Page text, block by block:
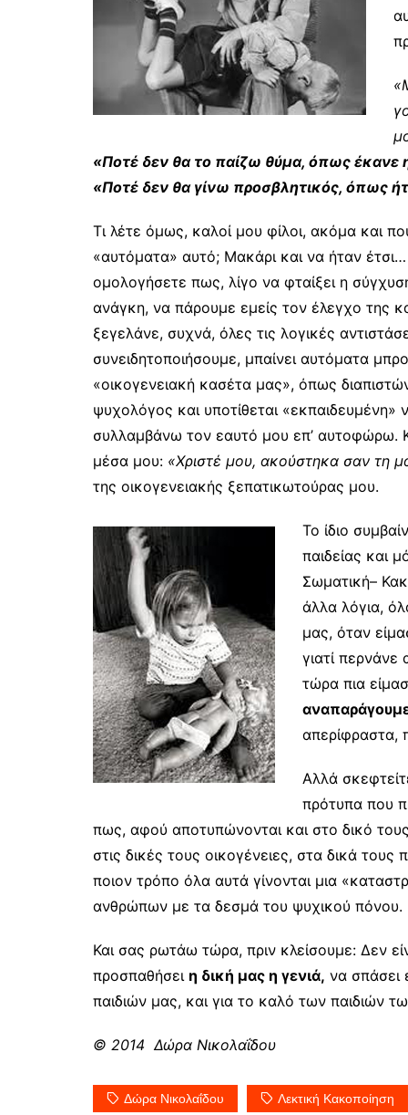
«Ποτέ δεν θα το παίζω θύμα, όπως έκανε
«Ποτέ δεν θα γίνω προσβλητικός, όπως
Τι λέτε όμως, καλοί μου φίλοι, ακόμα και
«αυτόματα» αυτό; Μακάρι και να ήταν έτσι…
ομολογήσετε πως, λίγο να φταίξει η
ανάγκη, να πάρουμε εμείς τον έλεγχο της
ξεγελάνε, συχνά, όλες τις λογικές
συνειδητοποιήσουμε, μπαίνει αυτόματα
«οικογενειακή κασέτα μας», όπως
ψυχολόγος και υποτίθεται
συλλαμβάνω τον εαυτό μου επ’ αυτοφώρω.
μέσα μου: «Χριστέ μου, ακούστηκα σαν τη
της οικογενειακής ξεπατικωτούρας μου.
Το ίδιο
παιδείας και
Σωματική–
άλλα λόγια,
μας, όταν
γιατί
τώρα πια
απερίφραστα,
Αλλά
πρότυπα που
πως, αφού αποτυπώνονται και στο δικό
στις δικές τους οικογένειες, στα δικά τους
ποιον τρόπο όλα αυτά γίνονται μια
ανθρώπων με τα δεσμά του ψυχικού πόνου.
Και σας ρωτάω τώρα, πριν κλείσουμε: Δεν
προσπαθήσει η δική μας η γενιά, να σπάσει
παιδιών μας, και για το καλό των παιδιών
© 2014 Δώρα Νικολαΐδου
Δώρα Νικολαΐδου Λεκτική Κακοποίηση